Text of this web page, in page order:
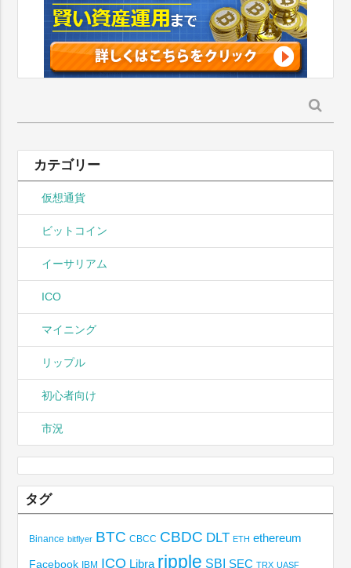
索:
カテゴリー
仮想通貨
ビットコイン
イーサリアム
ICO
マイニング
リップル
初心者向け
市況
タグ
Binance bitflyer BTC CBCC CBDC DLT ETH ethereum
Facebook IBM ICO Libra ripple SBI SEC TRX UASF